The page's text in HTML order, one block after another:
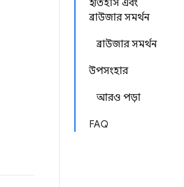
ইতিহাস এবং
ব্রাউজার সমর্থন
ব্রাউজার সমর্থন
উপসংহার
আরও পড়া
FAQ